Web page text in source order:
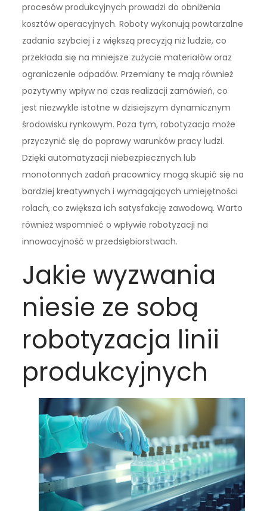
procesów produkcyjnych prowadzi do obniżenia
kosztów operacyjnych. Roboty wykonują powtarzalne
zadania szybciej i z większą precyzją niż ludzie, co
przekłada się na mniejsze zużycie materiałów oraz
ograniczenie odpadów. Przemiany te mają również
pozytywny wpływ na czas realizacji zamówień, co
jest niezwykle istotne w dzisiejszym dynamicznym
środowisku rynkowym. Poza tym, robotyzacja może
przyczynić się do poprawy warunków pracy ludzi.
Dzięki automatyzacji niebezpiecznych lub
monotonnych zadań pracownicy mogą skupić się na
bardziej kreatywnych i wymagających umiejętności
rolach, co zwiększa ich satysfakcję zawodową. Warto
również wspomnieć o wpływie robotyzacji na
innowacyjność w przedsiębiorstwach.
Jakie wyzwania
niesie ze sobą
robotyzacja linii
produkcyjnych